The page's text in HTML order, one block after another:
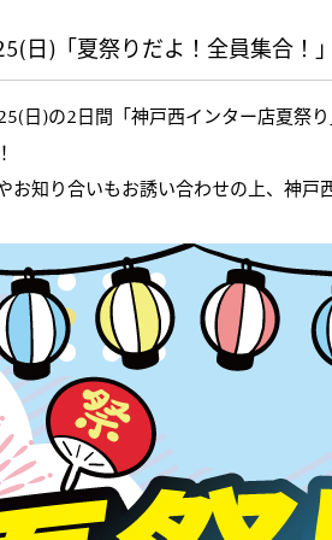
日)「夏祭りだよ！全員集合！」
日)の2日間「神戸西インター店夏祭り
お知り合いもお誘い合わせの上、神戸